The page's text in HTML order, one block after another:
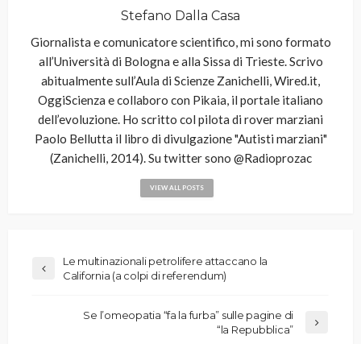
Stefano Dalla Casa
Giornalista e comunicatore scientifico, mi sono formato
all’Università di Bologna e alla Sissa di Trieste. Scrivo
abitualmente sull’Aula di Scienze Zanichelli, Wired.it,
OggiScienza e collaboro con Pikaia, il portale italiano
dell’evoluzione. Ho scritto col pilota di rover marziani
Paolo Bellutta il libro di divulgazione "Autisti marziani"
(Zanichelli, 2014). Su twitter sono @Radioprozac
VIEW ALL POSTS
Le multinazionali petrolifere attaccano la
California (a colpi di referendum)
Se l’omeopatia “fa la furba” sulle pagine di
“la Repubblica”